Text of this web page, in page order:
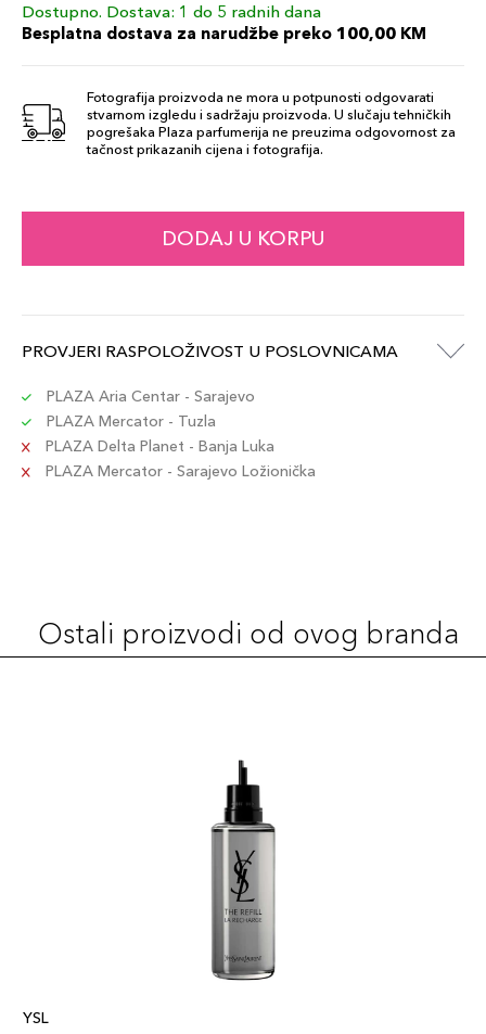
SHADE 66
Šifra artikla
99,00 KM
SHADE 37
Šifra artikla
99,00 KM
Dostupno. Dostava: 1 do 5 radnih dana
Besplatna dostava za narudžbe preko 100,00 KM
Fotografija proizvoda ne mora u potpunosti odgovarati
stvarnom izgledu i sadržaju proizvoda. U slučaju tehničkih
pogrešaka Plaza parfumerija ne preuzima odgovornost za
tačnost prikazanih cijena i fotografija.
DODAJ U KORPU
PROVJERI RASPOLOŽIVOST U POSLOVNICAMA
PLAZA Aria Centar - Sarajevo
PLAZA Mercator - Tuzla
PLAZA Delta Planet - Banja Luka
PLAZA Mercator - Sarajevo Ložionička
Ostali proizvodi od ovog branda
YSL